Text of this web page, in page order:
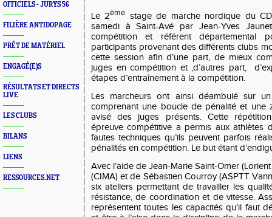
OFFICIELS - JURYS 56
FILIÈRE ANTIDOPAGE
PRÊT DE MATÉRIEL
ENGAGÉ(E)S
RÉSULTATS ET DIRECTS
LIVE
LES CLUBS
BILANS
LIENS
RESSOURCES.NET
Le 2ème stage de marche nordique du
samedi à Saint-Avé par Jean-Yves
compétition et référent départemental
participants provenant des différents clubs
cette session afin d’une part, de mieux
juges en compétition et ,d’autres part,
étapes d’entraînement à la compétition.
Les marcheurs ont ainsi déambulé sur
comprenant une boucle de pénalité et une
avisé des juges présents. Cette
épreuve compétitive a permis aux athlètes
fautes techniques qu’ils peuvent parfois
pénalités en compétition. Le but étant
Avec l’aide de Jean-Marie Saint-Omer
(CIMA) et de Sébastien Courroy (ASPTT
six ateliers permettant de travailler les
résistance, de coordination et de vitesse.
représentent toutes les capacités qu’il faut